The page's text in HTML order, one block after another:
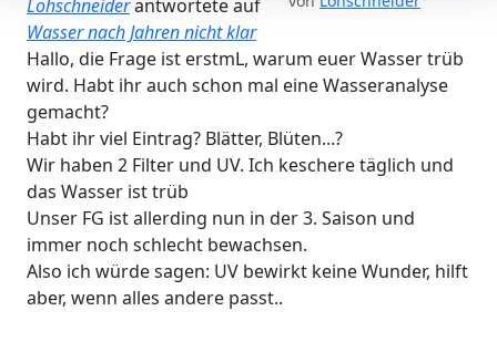
Lohschneiderantwortete auf
Wasser nach Jahren nicht klar
Hallo, die Frage ist erstmL, warum euer Wasser trüb
wird. Habt ihr auch schon mal eine Wasseranalyse
gemacht?
Habt ihr viel Eintrag? Blätter, Blüten...?
Wir haben 2 Filter und UV. Ich keschere täglich und
das Wasser ist trüb
Unser FG ist allerding nun in der 3. Saison und
immer noch schlecht bewachsen.
Also ich würde sagen: UV bewirkt keine Wunder, hilft
aber, wenn alles andere passt..